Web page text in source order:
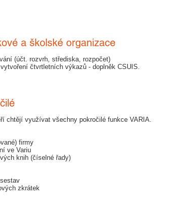
a školské organizace
(účt. rozvrh, střediska, rozpočet)
čtvrtletních výkazů - doplněk CSUIS.
chtějí využívat všechny pokročilé funkce VARIA.
firmy
ve Variu
knih (číselné řady)
zkrátek